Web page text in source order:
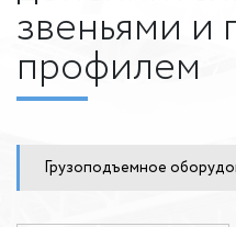
звеньями и
профилем
Грузоподъемное